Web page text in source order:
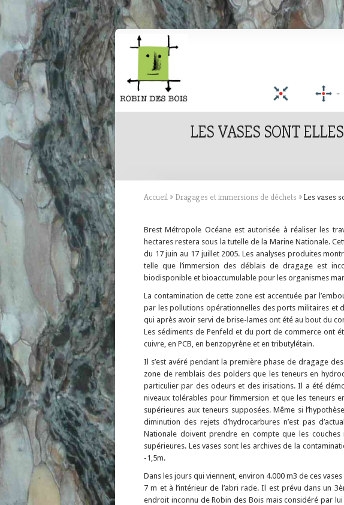
LES VASES SONT
Accueil » Dragages et immersions de déchets »Les vases
Brest Métropole Océane est autorisée à réaliser les
hectares restera sous la tutelle de la Marine Nationale.
du 17 juin au 17 juillet 2005. Les analyses produites
telle que l’immersion des déblais de dragage est
biodisponible et bioaccumulable pour les organismes
La contamination de cette zone est accentuée par
par les pollutions opérationnelles des ports militaires et
qui après avoir servi de brise-lames ont été au bout du
Les sédiments de Penfeld et du port de commerce ont
cuivre, en PCB, en benzopyrène et en tributylétain.
Il s’est avéré pendant la première phase de dragage
zone de remblais des polders que les teneurs en
particulier par des odeurs et des irisations. Il a été
niveaux tolérables pour l’immersion et que les teneurs
supérieures aux teneurs supposées. Même si
diminution des rejets d’hydrocarbures n’est pas
Nationale doivent prendre en compte que les
supérieures. Les vases sont les archives de la
-1,5m.
Dans les jours qui viennent, environ 4.000 m3 de ces
7 m et à l’intérieur de l’abri rade. Il est prévu dans un
endroit inconnu de Robin des Bois mais considéré par